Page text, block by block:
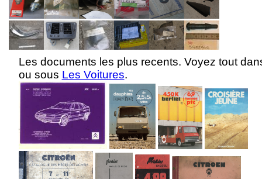
Les documents les plus recents. Voyez tout
ou sous Les Voitures.